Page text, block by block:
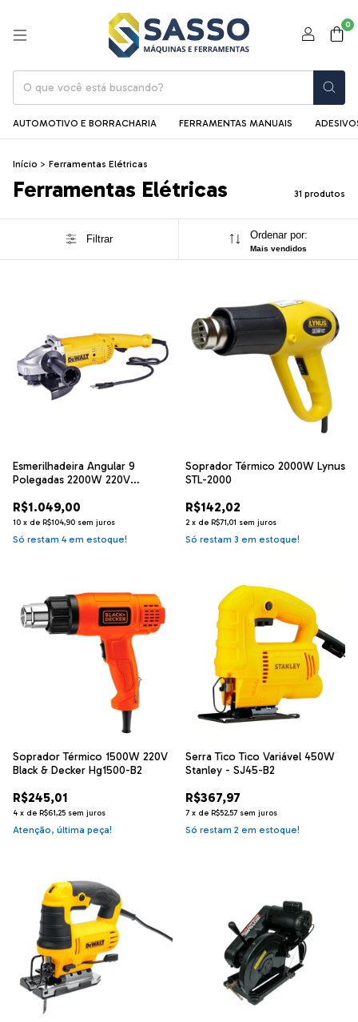
0
AUTOMOTIVO E BORRACHARIA FERRAMENTAS MANUAIS
Início > Ferramentas Elétricas
Ferramentas Elétricas 31 produtos
Filtrar Ordenar por:
Mais vendidos
Esmerilhadeira Angular 9
Polegadas 2200W 220V
R$1.049,00
10 x de R$104,90 sem juros
Só restam 4em estoque!
Soprador Térmico 2000W Lynus
STL-2000
R$142,02
2 x de R$71,01 sem juros
Só restam 3 em estoque!
Soprador Térmico 1500W 220V
Black & Decker Hg1500-B2
R$245,01
4 x de R$61,25 sem juros
Atenção, última peça!
Serra Tico Tico Variável 450W
Stanley - SJ45-B2
R$367,97
7 x de R$52,57 sem juros
Só restam 2 em estoque!